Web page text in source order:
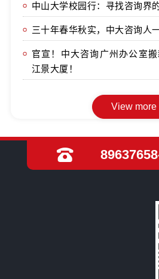
中山大学校园行：寻找咨询界
三十年春华秋实，中大咨询人
官宣！中大咨询广州办公室
江景大厦！